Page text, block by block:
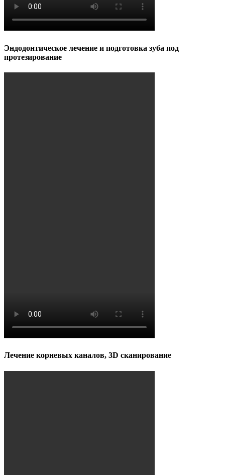
Эндодонтическое лечение и подготовка зуба под
протезирование
Лечение корневых каналов, 3D сканирование